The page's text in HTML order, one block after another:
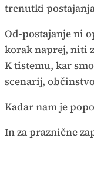
trenutki
Od-postajanje ni
korak naprej, niti
K tistemu, kar
scenarij,
Kadar nam je
In za praznične